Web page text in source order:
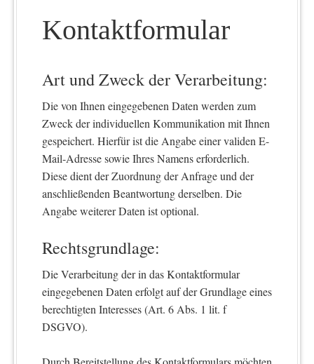
Kontaktformular
Art und Zweck der Verarbeitung:
Die von Ihnen eingegebenen Daten werden zum
Zweck der individuellen Kommunikation mit Ihnen
gespeichert. Hierfür ist die Angabe einer validen E-
Mail-Adresse sowie Ihres Namens erforderlich.
Diese dient der Zuordnung der Anfrage und der
anschließenden Beantwortung derselben. Die
Angabe weiterer Daten ist optional.
Rechtsgrundlage:
Die Verarbeitung der in das Kontaktformular
eingegebenen Daten erfolgt auf der Grundlage eines
berechtigten Interesses (Art. 6 Abs. 1 lit. f
DSGVO).